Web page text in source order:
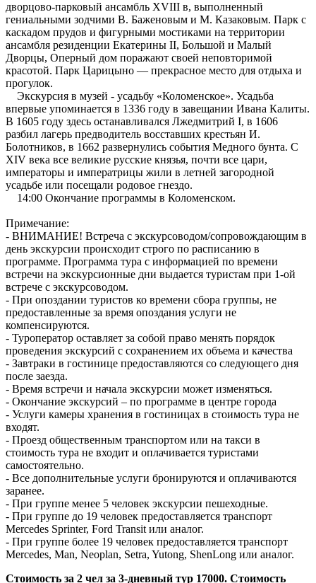
дворцово-парковый ансамбль XVIII в, выполненный
гениальными зодчими В. Баженовым и М. Казаковым. Парк с
каскадом прудов и фигурными мостиками на территории
ансамбля резиденции Екатерины II, Большой и Малый
Дворцы, Оперный дом поражают своей неповторимой
красотой. Парк Царицыно — прекрасное место для отдыха и
прогулок.
Экскурсия в музей - усадьбу «Коломенское». Усадьба
впервые упоминается в 1336 году в завещании Ивана Калиты.
В 1605 году здесь останавливался Лжедмитрий I, в 1606
разбил лагерь предводитель восставших крестьян И.
Болотников, в 1662 развернулись события Медного бунта. С
XIV века все великие русские князья, почти все цари,
императоры и императрицы жили в летней загородной
усадьбе или посещали родовое гнездо.
14:00 Окончание программы в Коломенском.
Примечание:
- ВНИМАНИЕ! Встреча с экскурсоводом/сопровождающим в
день экскурсии происходит строго по расписанию в
программе. Программа тура с информацией по времени
встречи на экскурсионные дни выдается туристам при 1-ой
встрече с экскурсоводом.
- При опоздании туристов ко времени сбора группы, не
предоставленные за время опоздания услуги не
компенсируются.
- Туроператор оставляет за собой право менять порядок
проведения экскурсий с сохранением их объема и качества
- Завтраки в гостинице предоставляются со следующего дня
после заезда.
- Время встречи и начала экскурсии может изменяться.
- Окончание экскурсий – по программе в центре города
- Услуги камеры хранения в гостиницах в стоимость тура не
входят.
- Проезд общественным транспортом или на такси в
стоимость тура не входит и оплачивается туристами
самостоятельно.
- Все дополнительные услуги бронируются и оплачиваются
заранее.
- При группе менее 5 человек экскурсии пешеходные.
- При группе до 19 человек предоставляется транспорт
Mercedes Sprinter, Ford Transit или аналог.
- При группе более 19 человек предоставляется транспорт
Mercedes, Man, Neoplan, Setra, Yutong, ShenLong или аналог.
Стоимость за 2 чел за 3-дневный тур 17000. Стоимость